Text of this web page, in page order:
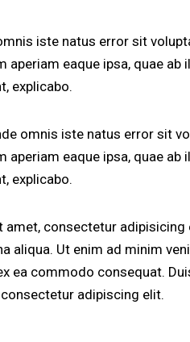
iste natus error sit
aperiam eaque ipsa, quae
explicabo.
omnis iste natus error sit
aperiam eaque ipsa, quae
explicabo.
amet, consectetur
aliqua. Ut enim ad minim
ea commodo consequat.
adipiscing elit.